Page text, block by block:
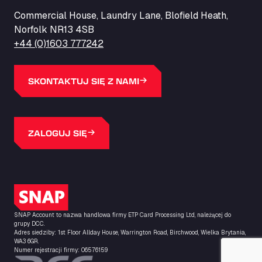
Barneys Diner
A18 Melton Ross Road, DN38 6LB
Bars Logistics Ltd
Elm Farm Depot, CO6 1HU
Bartrums Haulage & Storage
A140, Langton Green, IP23 7HS
Bolstoen 9, 1046 AS
Basiq Truck Cleaning Echt
A.G. Bellstraat 35A, 7903 AD
Bathgate Truck & Car Wash
16 Inchmuir Road, EH48 2EP
Batim Truckstop
Lar Bck Z 7 Mennen, 8930
Commercial House, Laundry Lane, Blofield Heath,
Norfolk NR13 4SB
+44 (0)1603 777242
SKONTAKTUJ SIĘ Z NAMI
ZALOGUJ SIĘ
Logo SNAP
SNAP Account to nazwa handlowa firmy ETP Card Processing Ltd, należącej do
grupy DCC.
Adres siedziby: 1st Floor Allday House, Warrington Road, Birchwood, Wielka Brytania,
WA3 6GR.
Numer rejestracji firmy: 06576159